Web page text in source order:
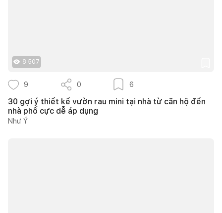
8.507
9 0 6
30 gợi ý thiết kế vườn rau mini tại nhà từ căn hộ đến
nhà phố cực dễ áp dụng
Như Ý